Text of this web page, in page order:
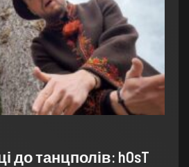
до танцполів: hOsT